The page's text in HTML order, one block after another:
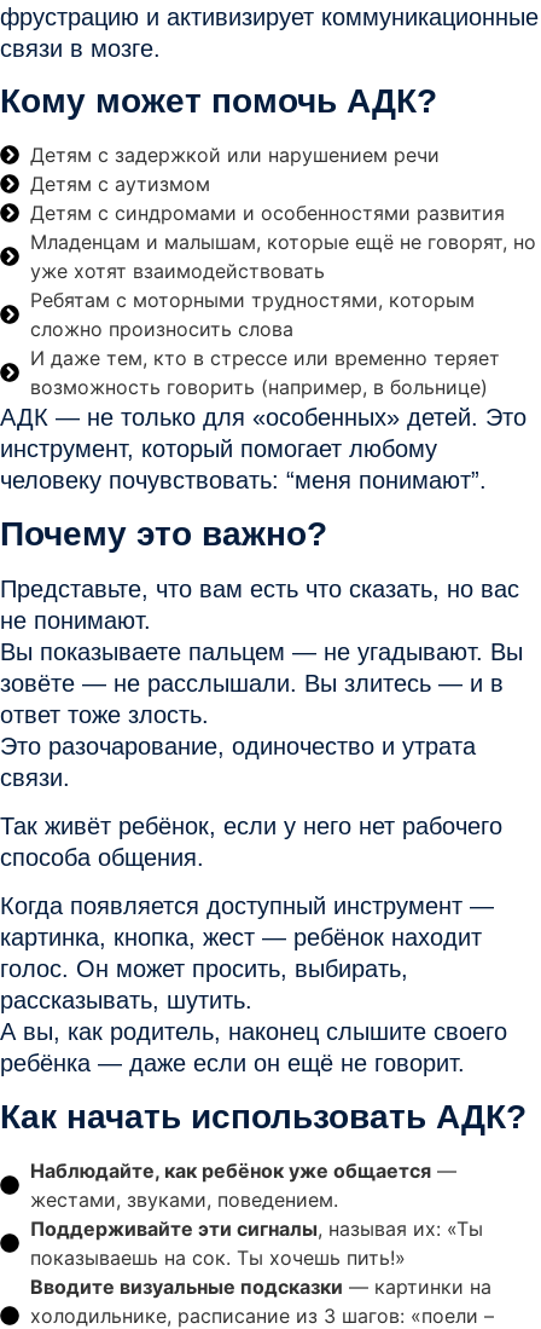
фрустрацию и активизирует коммуникационные
связи в мозге.
Кому может помочь АДК?
Детям с задержкой или нарушением речи
Детям с аутизмом
Детям с синдромами и особенностями развития
Младенцам и малышам, которые ещё не говорят, но
уже хотят взаимодействовать
Ребятам с моторными трудностями, которым
сложно произносить слова
И даже тем, кто в стрессе или временно теряет
возможность говорить (например, в больнице)
АДК — не только для «особенных» детей. Это
инструмент, который помогает любому
человеку почувствовать: “меня понимают”.
Почему это важно?
Представьте, что вам есть что сказать, но вас
не понимают.
Вы показываете пальцем — не угадывают. Вы
зовёте — не расслышали. Вы злитесь — и в
ответ тоже злость.
Это разочарование, одиночество и утрата
связи.
Так живёт ребёнок, если у него нет рабочего
способа общения.
Когда появляется доступный инструмент —
картинка, кнопка, жест — ребёнок находит
голос. Он может просить, выбирать,
рассказывать, шутить.
А вы, как родитель, наконец слышите своего
ребёнка — даже если он ещё не говорит.
Как начать использовать АДК?
Наблюдайте, как ребёнок уже общается —
жестами, звуками, поведением.
Поддерживайте эти сигналы, называя их: «Ты
показываешь на сок. Ты хочешь пить!»
Вводите визуальные подсказки — картинки на
холодильнике, расписание из 3 шагов: «поели –